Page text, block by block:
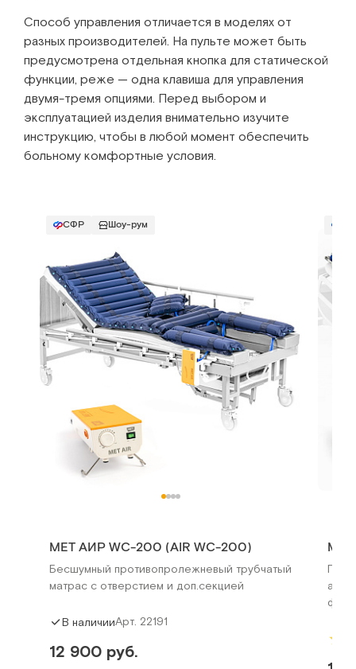
Способ управления отличается в моделях от
разных производителей. На пульте может быть
предусмотрена отдельная кнопка для статической
функции, реже — одна клавиша для управления
двумя-тремя опциями. Перед выбором и
эксплуатацией изделия внимательно изучите
инструкцию, чтобы в любой момент обеспечить
больному комфортные условия.
СФР Шоу-рум
MET АИР WC-200 (AIR WC-200)
Бесшумный противопролежневый трубчатый
матрас с отверстием и доп.секцией
В наличииАрт. 22191
12 900 руб.